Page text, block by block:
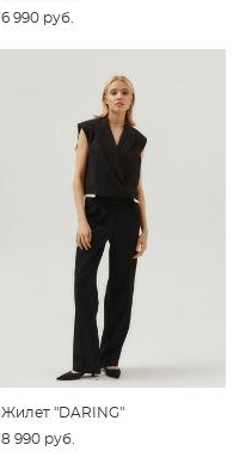
6 990 pуб.
Жилет "DARING"
8 990 pуб.